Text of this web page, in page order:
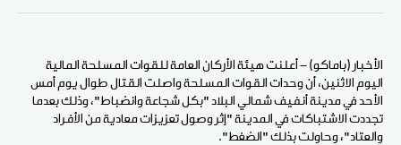
الفيسبوكPinterest
لينكد WhatsApp
الإيميل
الأخبار (باماكو) - أعلنت هيئة الأركان العامة للقوات المسلحة المالية
اليوم الاثنين، أن وحدات القوات المسلحة واصلت القتال طوال يوم أمس
الأحد في مدينة أنفيف شمالي البلاد "بكل شجاعة وانضباط"، وذلك بعدما
تجددت الاشتباكات في المدينة "إثر وصول تعزيزات معادية من الأفراد
والعتاد"، وحاولت بذلك "الضغط".